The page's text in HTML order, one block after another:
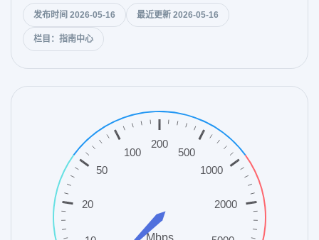
发布时间 2026-05-16 最近更新 2026-05-16
栏目：指南中心